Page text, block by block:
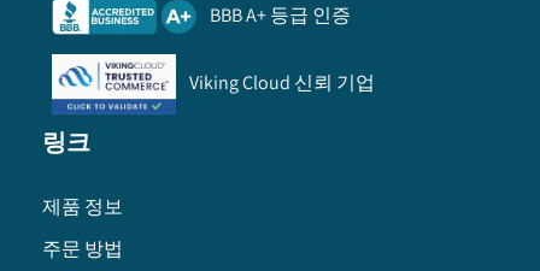
BBB A+ 등급 인증
Viking Cloud 신뢰 기업
링크
제품 정보
주문 방법